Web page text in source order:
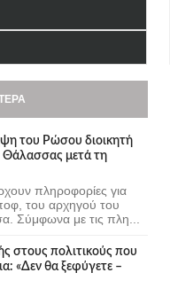
του Ρώσου διοικητή
Θάλασσας μετά τη
πληροφορίες για
του αρχηγού του
Σύμφωνα με τις πλη...
στους πολιτικούς που
«Δεν θα ξεφύγετε –